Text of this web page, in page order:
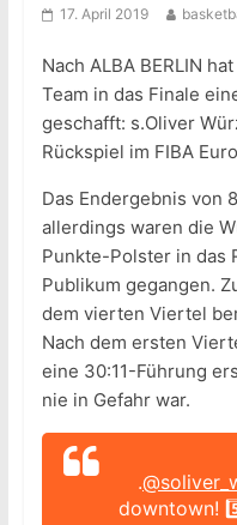
17. April 2019
Nach ALBA BERLIN
Team in das Finale
geschafft: s.Oliver
Rückspiel im FIBA
Das Endergebnis von
allerdings waren die
Punkte-Polster in das
Publikum gegangen.
dem vierten Viertel
Nach dem ersten
eine 30:11-Führung
nie in Gefahr war.
.
downtown!